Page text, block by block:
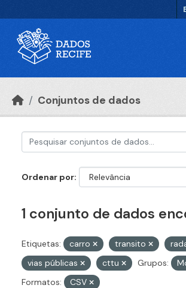
Conjuntos de dados
Ordenar por
1 conjunto de dados
Etiquetas: carro transito
vias públicas
cttu Grupos:
Formatos:
CSV